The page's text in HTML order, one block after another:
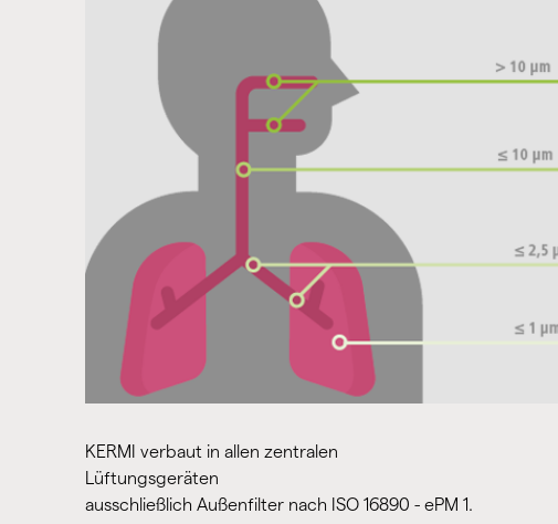
KERMI verbaut in allen zentralen
Lüftungsgeräten
ausschließlich Außenfilter nach ISO 16890 - ePM 1.